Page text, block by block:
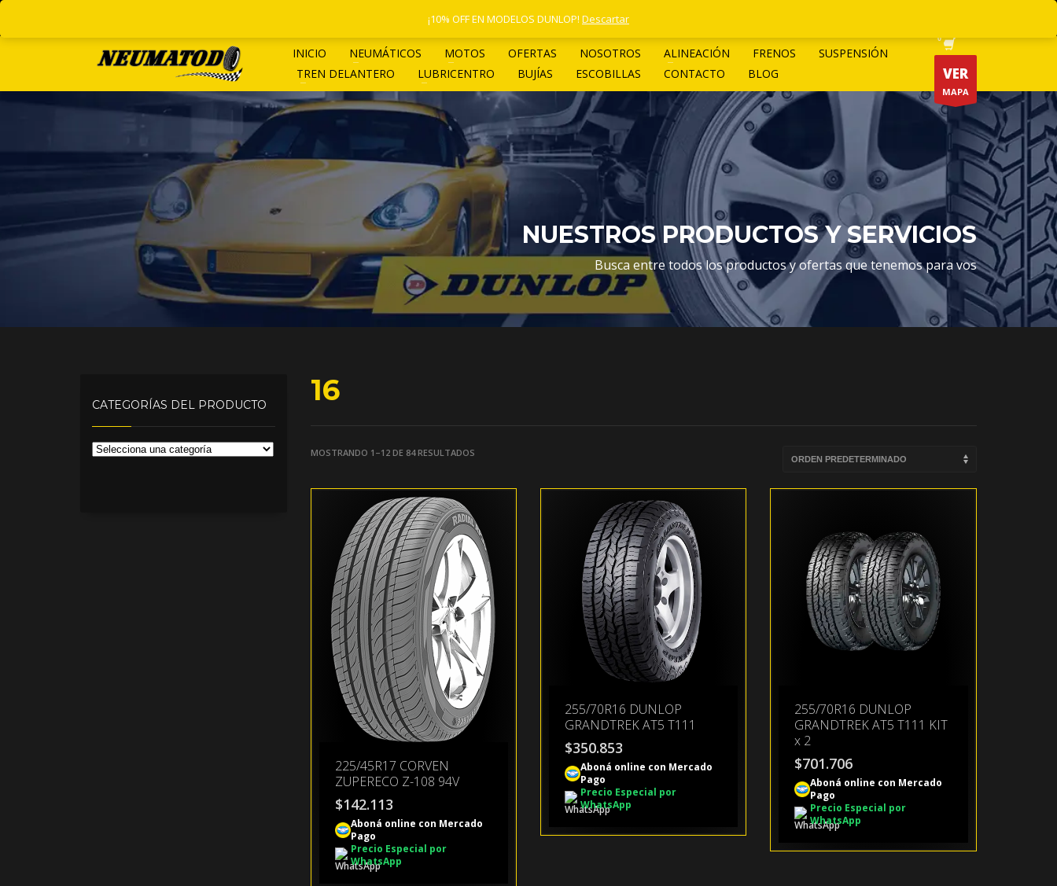
INICIO NEUMÁTICOS MOTOS OFERTAS NOSOTROS ALINEACIÓN FRENOS
SUSPENSIÓN
TREN DELANTERO
LUBRICENTRO BUJÍAS ESCOBILLAS CONTACTO BLOG VER
MAPA
NUESTROS PRODUCTOS Y SERVICIOS
Busca entre todos los productos y ofertas que tenemos para vos
16
MOSTRANDO 1–12 DE 84 RESULTADOS
225/45R17 CORVEN
ZUPERECO Z-108 94V
$142.113
Aboná online con Mercado
Pago
Precio Especial por
WhatsApp
255/70R16 DUNLOP
GRANDTREK AT5 T111
$350.853
Aboná online con Mercado
Pago
Precio Especial por
WhatsApp
255/70R16 DUNLOP
GRANDTREK AT5 T111 KIT
x 2
$701.706
Aboná online con Mercado
Pago
Precio Especial por
WhatsApp
CATEGORÍAS DEL PRODUCTO
¡10% OFF EN MODELOS DUNLOP! Descartar